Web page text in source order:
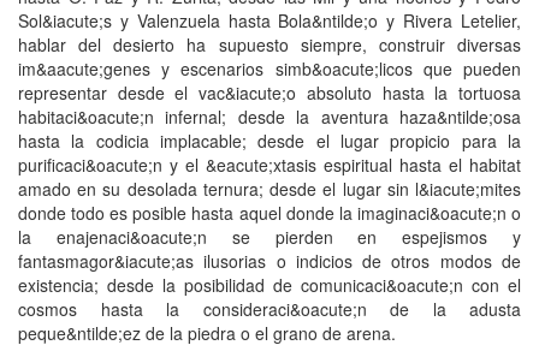
Sol&iacute;s y Valenzuela hasta Bola&ntilde;o y Rivera Letelier,
hablar del desierto ha supuesto siempre, construir diversas
im&aacute;genes y escenarios simb&oacute;licos que pueden
representar desde el vac&iacute;o absoluto hasta la tortuosa
habitaci&oacute;n infernal; desde la aventura haza&ntilde;osa
hasta la codicia implacable; desde el lugar propicio para la
purificaci&oacute;n y el &eacute;xtasis espiritual hasta el habitat
amado en su desolada ternura; desde el lugar sin l&iacute;mites
donde todo es posible hasta aquel donde la imaginaci&oacute;n o
la enajenaci&oacute;n se pierden en espejismos y
fantasmagor&iacute;as ilusorias o indicios de otros modos de
existencia; desde la posibilidad de comunicaci&oacute;n con el
cosmos hasta la consideraci&oacute;n de la adusta
peque&ntilde;ez de la piedra o el grano de arena.